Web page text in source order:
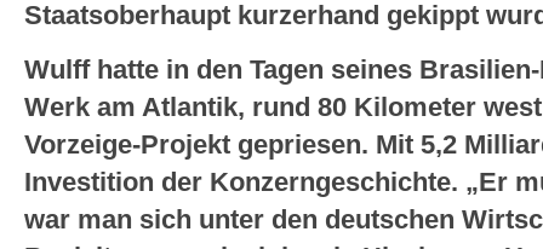
Staatsoberhaupt kurzerhand gekippt
Wulff hatte in den Tagen seines
Werk am Atlantik, rund 80 Kilometer
Vorzeige-Projekt gepriesen. Mit 5,2
Investition der Konzerngeschichte. „Er
war man sich unter den deutschen